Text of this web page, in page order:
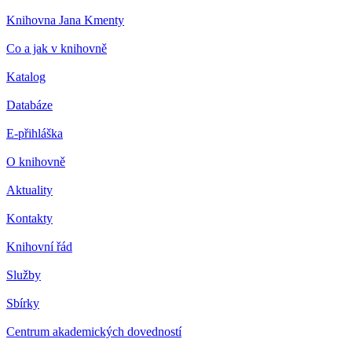
Knihovna Jana Kmenty
Co a jak v knihovně
Katalog
Databáze
E-přihláška
O knihovně
Aktuality
Kontakty
Knihovní řád
Služby
Sbírky
Centrum akademických dovedností